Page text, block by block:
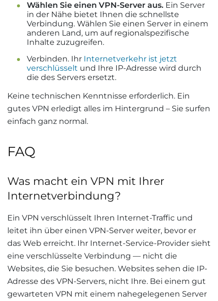
Wählen Sie einen VPN-Server aus. Ein Server
in der Nähe bietet Ihnen die schnellste
Verbindung. Wählen Sie einen Server in einem
anderen Land, um auf regionalspezifische
Inhalte zuzugreifen.
Verbinden. Ihr Internetverkehr ist jetzt
verschlüsselt und Ihre IP-Adresse wird durch
die des Servers ersetzt.
Keine technischen Kenntnisse erforderlich. Ein
gutes VPN erledigt alles im Hintergrund – Sie surfen
einfach ganz normal.
FAQ
Was macht ein VPN mit Ihrer
Internetverbindung?
Ein VPN verschlüsselt Ihren Internet-Traffic und
leitet ihn über einen VPN-Server weiter, bevor er
das Web erreicht. Ihr Internet-Service-Provider sieht
eine verschlüsselte Verbindung — nicht die
Websites, die Sie besuchen. Websites sehen die IP-
Adresse des VPN-Servers, nicht Ihre. Bei einem gut
gewarteten VPN mit einem nahegelegenen Server